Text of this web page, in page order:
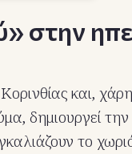
στην
και,
δημιουργεί
το